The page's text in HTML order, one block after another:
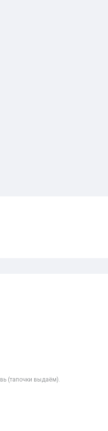
(тапочки выдаём).